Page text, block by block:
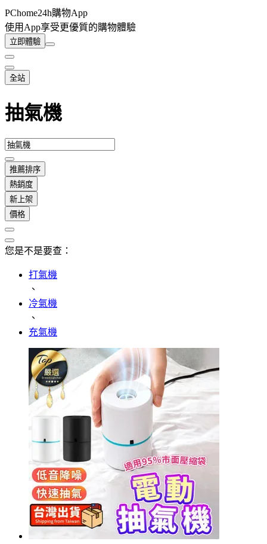
PChome24h購物App
使用App享受更優質的購物體驗
立即體驗
全站
抽氣機
推薦排序
熱銷度
新上架
價格
您是不是要查：
打氣機
、
冷氣機
、
充氣機